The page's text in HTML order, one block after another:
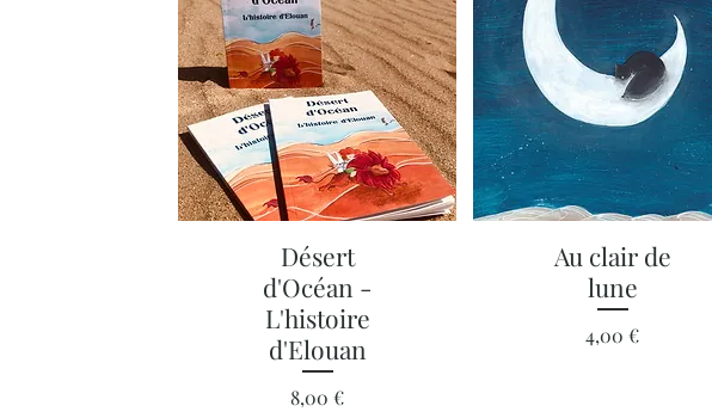
Aperçu rapide
Désert
d'Océan -
L'histoire
d'Elouan
Prix
8,00 €
Aperçu rapide
Au clair de
lune
Prix
4,00 €